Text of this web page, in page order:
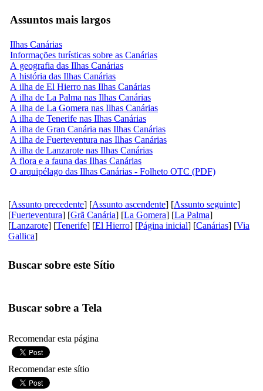
Assuntos mais largos
Ilhas Canárias
Informações turísticas sobre as Canárias
A geografia das Ilhas Canárias
A história das Ilhas Canárias
A ilha de El Hierro nas Ilhas Canárias
A ilha de La Palma nas Ilhas Canárias
A ilha de La Gomera nas Ilhas Canárias
A ilha de Tenerife nas Ilhas Canárias
A ilha de Gran Canária nas Ilhas Canárias
A ilha de Fuerteventura nas Ilhas Canárias
A ilha de Lanzarote nas Ilhas Canárias
A flora e a fauna das Ilhas Canárias
O arquipélago das Ilhas Canárias - Folheto OTC (PDF)
[Assunto precedente] [Assunto ascendente] [Assunto seguinte]
[Fuerteventura] [Grã Canária] [La Gomera] [La Palma]
[Lanzarote] [Tenerife] [El Hierro] [Página inicial] [Canárias] [Via
Gallica]
Buscar sobre este Sítio
Buscar sobre a Tela
Recomendar esta página
Recomendar este sítio